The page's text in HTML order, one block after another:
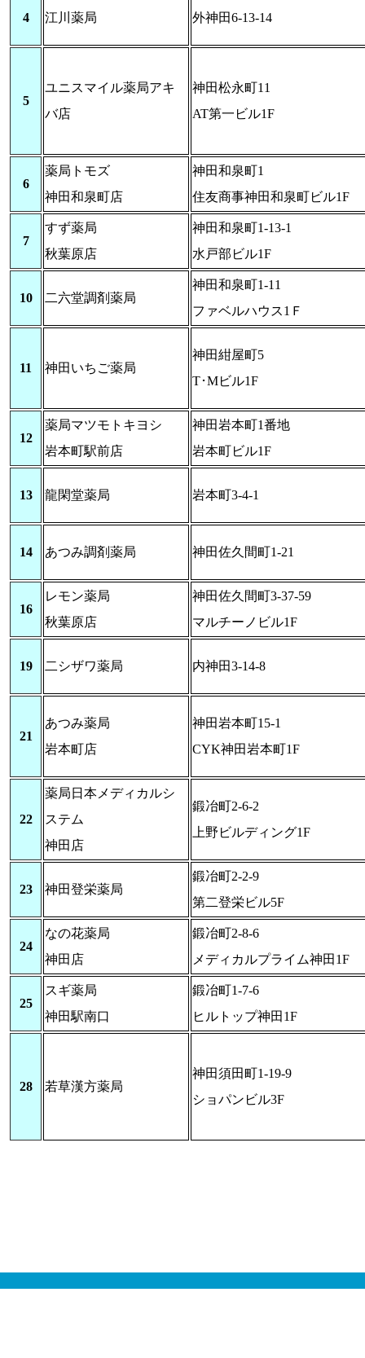
4 江川薬局 外神田6-13-14
5
ユニスマイル薬局アキ
バ店
神田松永町11
AT第一ビル1F
6
薬局トモズ
神田和泉町店
神田和泉町1
住友商事神田和泉町ビル1F
7
すず薬局
秋葉原店
神田和泉町1-13-1
水戸部ビル1F
10 二六堂調剤薬局
神田和泉町1-11
ファベルハウス1Ｆ
11 神田いちご薬局
神田紺屋町5
T･Mビル1F
12
薬局マツモトキヨシ
岩本町駅前店
神田岩本町1番地
岩本町ビル1F
13 龍閑堂薬局 岩本町3-4-1
14 あつみ調剤薬局 神田佐久間町1-21
16
レモン薬局
秋葉原店
神田佐久間町3-37-59
マルチーノビル1F
19 二シザワ薬局 内神田3-14-8
21
あつみ薬局
岩本町店
神田岩本町15-1
CYK神田岩本町1F
22
薬局日本メディカルシ
ステム
神田店
鍛冶町2-6-2
上野ビルディング1F
23 神田登栄薬局
鍛冶町2-2-9
第二登栄ビル5F
24
なの花薬局
神田店
鍛冶町2-8-6
メディカルプライム神田1F
25
スギ薬局
神田駅南口
鍛冶町1-7-6
ヒルトップ神田1F
28 若草漢方薬局
神田須田町1-19-9
ショパンビル3F